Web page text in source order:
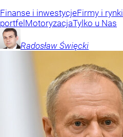
Finanse i inwestycjeFirmy i rynki
portfel MotoryzacjaTylko u Nas
Radosław Święcki